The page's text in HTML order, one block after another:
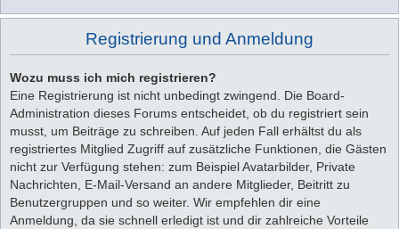
Registrierung und Anmeldung
Wozu muss ich mich registrieren?
Eine Registrierung ist nicht unbedingt zwingend. Die Board-
Administration dieses Forums entscheidet, ob du registriert sein
musst, um Beiträge zu schreiben. Auf jeden Fall erhältst du als
registriertes Mitglied Zugriff auf zusätzliche Funktionen, die Gästen
nicht zur Verfügung stehen: zum Beispiel Avatarbilder, Private
Nachrichten, E-Mail-Versand an andere Mitglieder, Beitritt zu
Benutzergruppen und so weiter. Wir empfehlen dir eine
Anmeldung, da sie schnell erledigt ist und dir zahlreiche Vorteile